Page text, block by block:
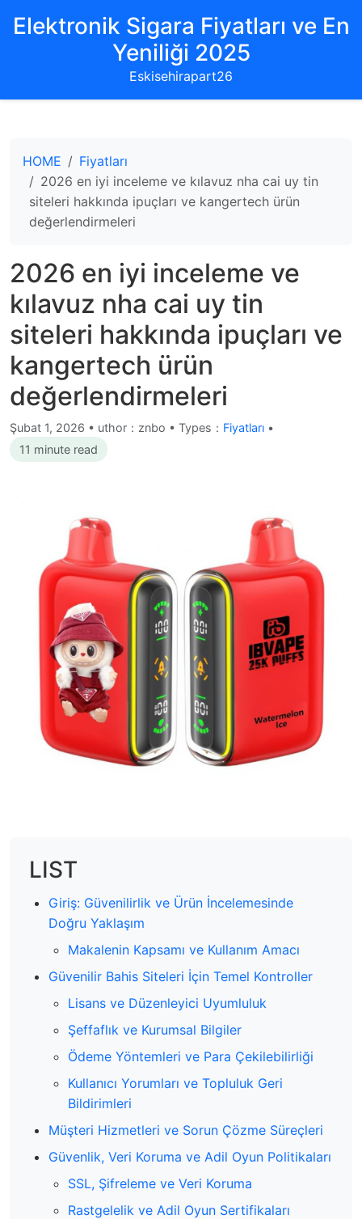
Elektronik Sigara Fiyatları ve En
Yeniliği 2025
Eskisehirapart26
HOME
Fiyatları
2026 en iyi inceleme ve kılavuz nha cai uy tin
siteleri hakkında ipuçları ve kangertech ürün
değerlendirmeleri
2026 en iyi inceleme ve
kılavuz nha cai uy tin
siteleri hakkında ipuçları ve
kangertech ürün
değerlendirmeleri
Şubat 1, 2026 • uthor：znbo • Types： Fiyatları •
11 minute read
LIST
Giriş: Güvenilirlik ve Ürün İncelemesinde
Doğru Yaklaşım
Makalenin Kapsamı ve Kullanım Amacı
Güvenilir Bahis Siteleri İçin Temel Kontroller
Lisans ve Düzenleyici Uyumluluk
Şeffaflık ve Kurumsal Bilgiler
Ödeme Yöntemleri ve Para Çekilebilirliği
Kullanıcı Yorumları ve Topluluk Geri
Bildirimleri
Müşteri Hizmetleri ve Sorun Çözme Süreçleri
Güvenlik, Veri Koruma ve Adil Oyun Politikaları
SSL, Şifreleme ve Veri Koruma
Rastgelelik ve Adil Oyun Sertifikaları